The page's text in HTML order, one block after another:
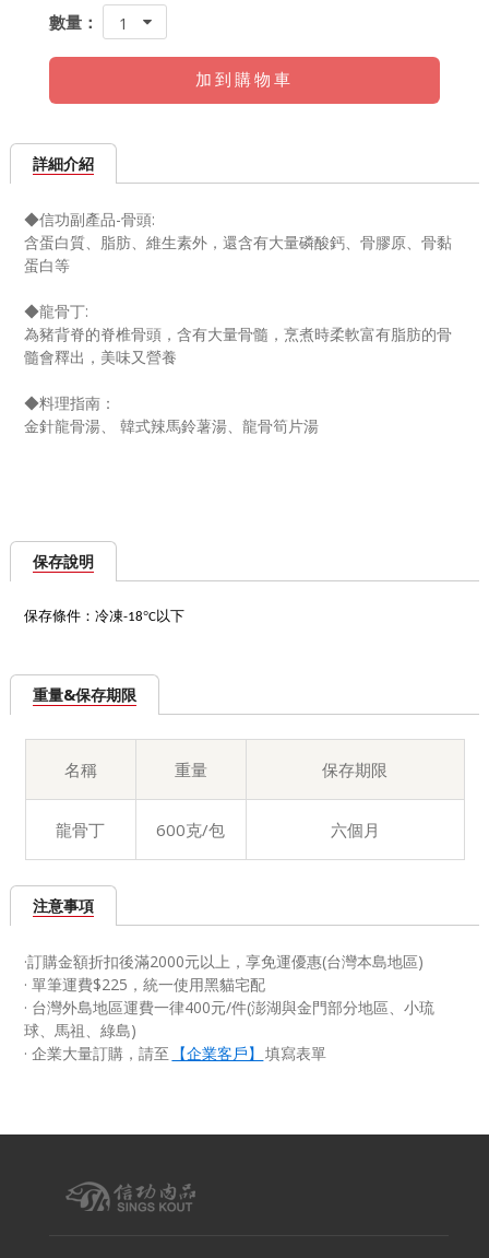
數量： 1
加到購物車
詳細介紹
◆信功副產品-骨頭:
含蛋白質、脂肪、維生素外，還含有大量磷酸鈣、骨膠原、骨黏
蛋白等
◆龍骨丁:
為豬背脊的脊椎骨頭，含有大量骨髓，烹煮時柔軟富有脂肪的骨
髓會釋出，美味又營養
◆料理指南：
金針龍骨湯、
韓式辣馬鈴薯湯、龍骨筍片湯
保存說明
保存條件：冷凍-18°C以下
重量&保存期限
名稱 重量 保存期限
龍骨丁 600克/包 六個月
注意事項
·訂購金額折扣後滿2000元以上，享免運優惠(台灣本島地區)
· 單筆運費$225，統一使用黑貓宅配
· 台灣外島地區運費一律400元/件(澎湖與金門部分地區、小琉
球、馬祖、綠島)
·企業大量訂購，請至 【企業客戶】 填寫表單